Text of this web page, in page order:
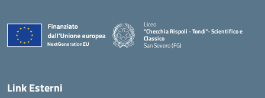
Liceo
"Checchia Rispoli - Tondi"- Scientifico e
Classico
San Severo (FG)
Link Esterni